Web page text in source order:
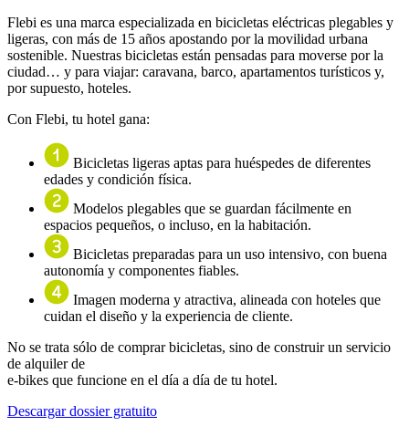
Flebi es una marca especializada en bicicletas eléctricas plegables y
ligeras, con más de 15 años apostando por la movilidad urbana
sostenible. Nuestras bicicletas están pensadas para moverse por la
ciudad… y para viajar: caravana, barco, apartamentos turísticos y,
por supuesto, hoteles.
Con Flebi, tu hotel gana:
Bicicletas ligeras aptas para huéspedes de diferentes
edades y condición física.
Modelos plegables que se guardan fácilmente en
espacios pequeños, o incluso, en la habitación.
Bicicletas preparadas para un uso intensivo, con buena
autonomía y componentes fiables.
Imagen moderna y atractiva, alineada con hoteles que
cuidan el diseño y la experiencia de cliente.
No se trata sólo de comprar bicicletas, sino de construir un servicio
de alquiler de
e-bikes que funcione en el día a día de tu hotel.
Descargar dossier gratuito